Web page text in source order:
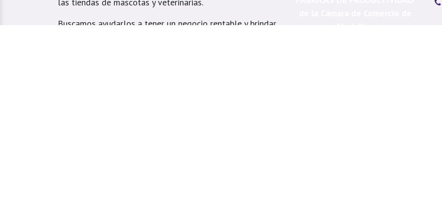
Buscamos ayudarlos a tener un negocio rentable y brindar